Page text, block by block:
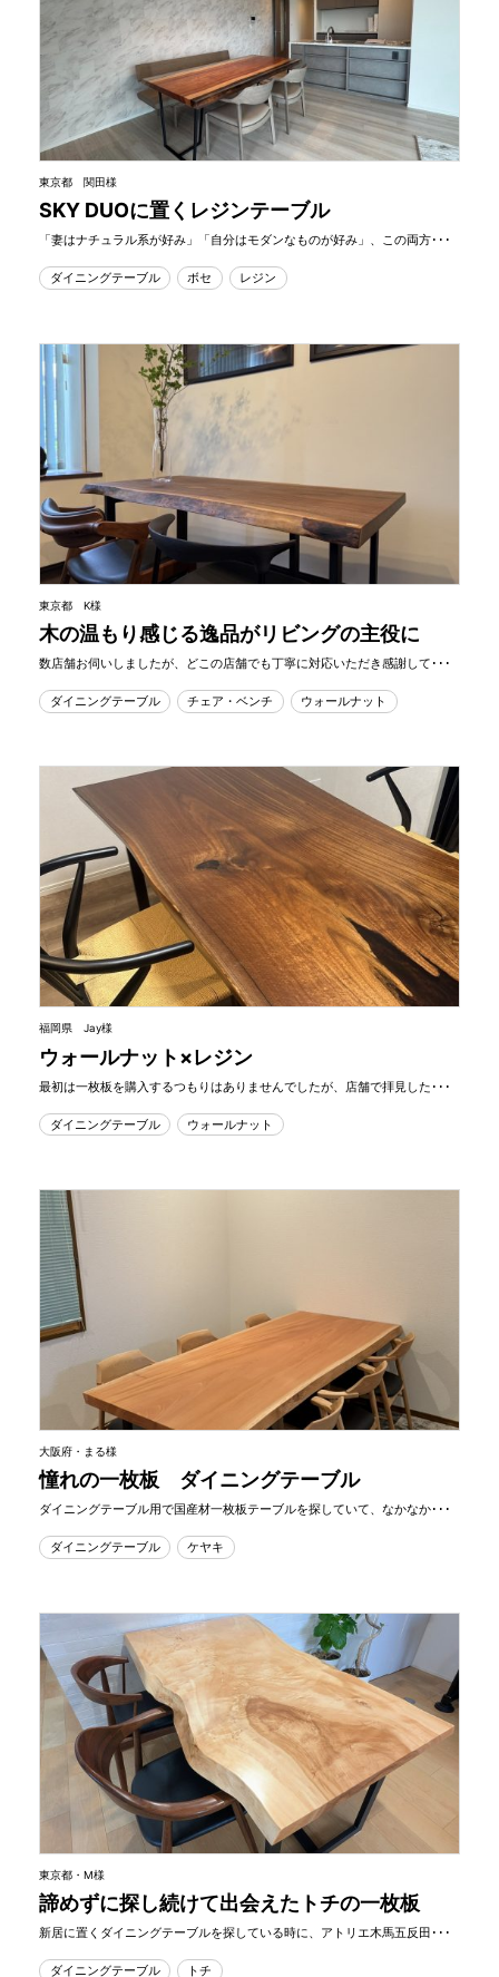
東京都 関田様
SKY DUOに置くレジンテーブル
「妻はナチュラル系が好み」「自分はモダンなものが好み」、この両方･･･
ダイニングテーブル ボセ レジン
東京都 K様
木の温もり感じる逸品がリビングの主役に
数店舗お伺いしましたが、どこの店舗でも丁寧に対応いただき感謝して･･･
ダイニングテーブル チェア・ベンチ ウォールナット
福岡県 Jay様
ウォールナット×レジン
最初は一枚板を購入するつもりはありませんでしたが、店舗で拝見した･･･
ダイニングテーブル ウォールナット
大阪府・まる様
憧れの一枚板 ダイニングテーブル
ダイニングテーブル用で国産材一枚板テーブルを探していて、なかなか･･･
ダイニングテーブル ケヤキ
東京都・M様
諦めずに探し続けて出会えたトチの一枚板
新居に置くダイニングテーブルを探している時に、アトリエ木馬五反田･･･
ダイニングテーブル トチ